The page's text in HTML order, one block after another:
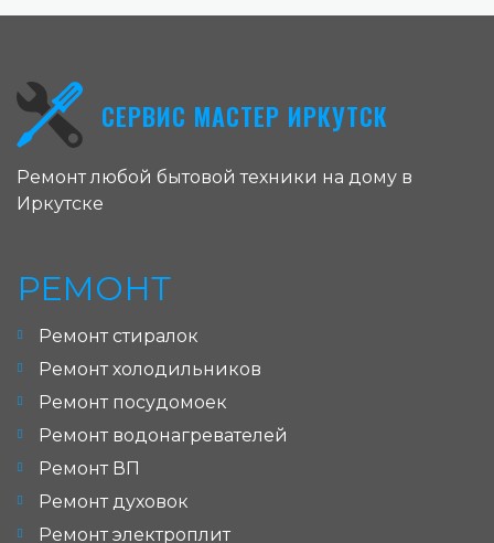
СЕРВИС МАСТЕР ИРКУТСК
Ремонт любой бытовой техники на дому в
Иркутске
РЕМОНТ
Ремонт стиралок
Ремонт холодильников
Ремонт посудомоек
Ремонт водонагревателей
Ремонт ВП
Ремонт духовок
Ремонт электроплит